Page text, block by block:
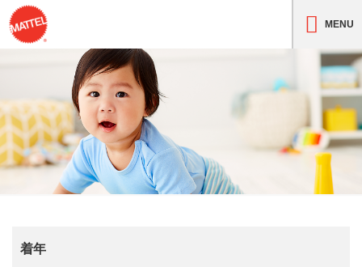
MENU
着年